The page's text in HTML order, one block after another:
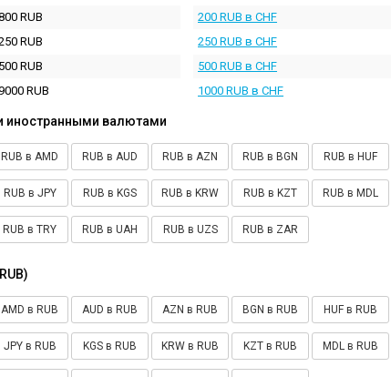
RUB
RUB
RUB
RUB
200 RUB в CHF
250 RUB в CHF
500 RUB в CHF
1000 RUB в CHF
иностранными валютами
RUB в AMD RUB в AUD RUB в AZN RUB в BGN RUB в HUF
RUB в JPY RUB в KGS RUB в KRW RUB в KZT RUB в MDL
RUB в TRY RUB в UAH RUB в UZS RUB в ZAR
AMD в RUB AUD в RUB AZN в RUB BGN в RUB HUF в RUB
JPY в RUB KGS в RUB KRW в RUB KZT в RUB MDL в RUB